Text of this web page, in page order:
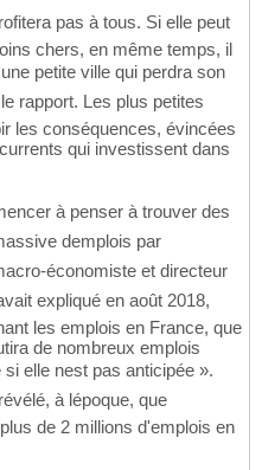
pas à tous. Si elle peut
chers, en même temps, il
petite ville qui perdra son
rapport. Les plus petites
les conséquences, évincées
qui investissent dans
à penser à trouver des
demplois par
économiste et directeur
expliqué en août 2018,
les emplois en France, que
de nombreux emplois
elle nest pas anticipée ».
à lépoque, que
de 2 millions d'emplois en